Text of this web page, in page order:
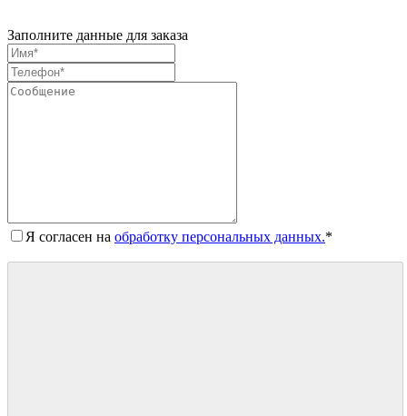
Заполните данные для заказа
Я согласен на обработку персональных данных.*